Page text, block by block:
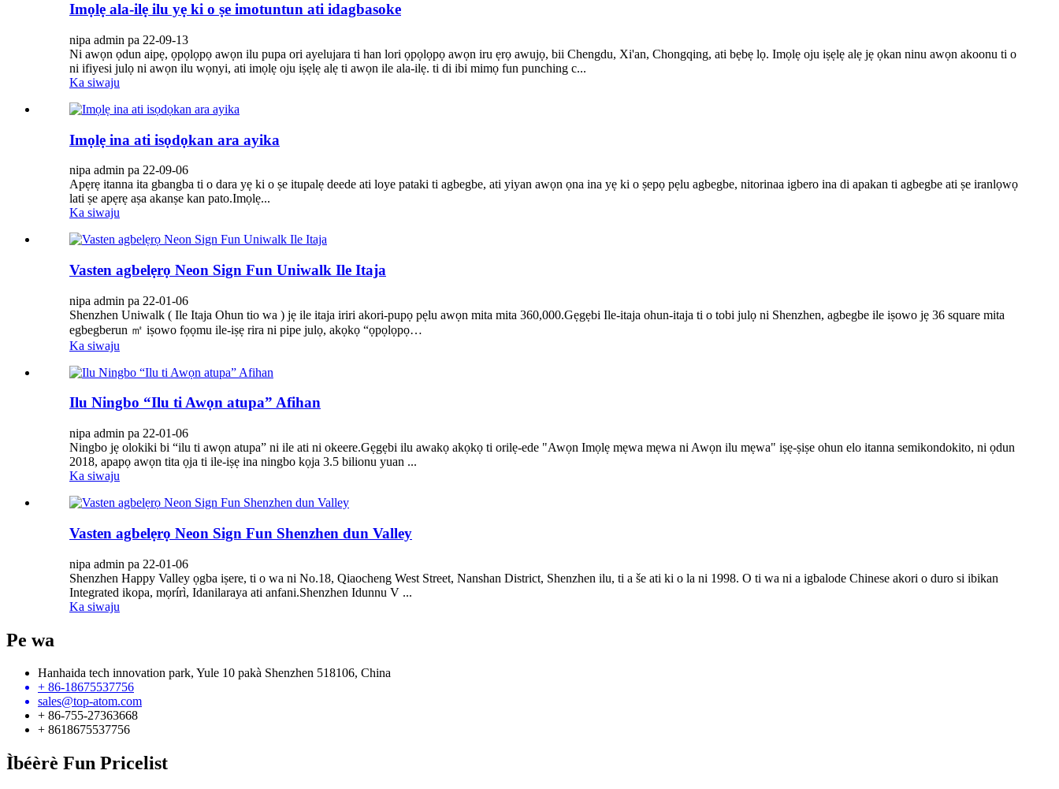
Imọlẹ ala-ilẹ ilu yẹ ki o ṣe imotuntun ati idagbasoke
nipa admin pa 22-09-13
Ni awọn ọdun aipẹ, ọpọlọpọ awọn ilu pupa ori ayelujara ti han lori ọpọlọpọ awọn iru ẹrọ awujọ, bii Chengdu, Xi'an, Chongqing, ati bẹbẹ lọ. Imọlẹ oju iṣẹlẹ alẹ jẹ ọkan ninu awọn akoonu ti o
ni ifiyesi julọ ni awọn ilu wọnyi, ati imọlẹ oju iṣẹlẹ alẹ ti awọn ile ala-ilẹ. ti di ibi mimọ fun punching c...
Ka siwaju
Imọlẹ ina ati isọdọkan ara ayika
nipa admin pa 22-09-06
Apẹrẹ itanna ita gbangba ti o dara yẹ ki o ṣe itupalẹ deede ati loye pataki ti agbegbe, ati yiyan awọn ọna ina yẹ ki o ṣepọ pẹlu agbegbe, nitorinaa igbero ina di apakan ti agbegbe ati ṣe iranlọwọ
lati ṣe apẹrẹ aṣa akanṣe kan pato.Imọlẹ...
Ka siwaju
Vasten agbelẹrọ Neon Sign Fun Uniwalk Ile Itaja
nipa admin pa 22-01-06
Shenzhen Uniwalk ( Ile Itaja Ohun tio wa ) jẹ ile itaja iriri akori-pupọ pẹlu awọn mita mita 360,000.Gẹgẹbi Ile-itaja ohun-itaja ti o tobi julọ ni Shenzhen, agbegbe ile iṣowo jẹ 36 square mita
egbegberun ㎡ iṣowo fọọmu ile-iṣẹ rira ni pipe julọ, akọkọ “ọpọlọpọ…
Ka siwaju
Ilu Ningbo “Ilu ti Awọn atupa” Afihan
nipa admin pa 22-01-06
Ningbo jẹ olokiki bi “ilu ti awọn atupa” ni ile ati ni okeere.Gẹgẹbi ilu awakọ akọkọ ti orilẹ-ede "Awọn Imọlẹ mẹwa mẹwa ni Awọn ilu mẹwa" iṣẹ-ṣiṣe ohun elo itanna semikondokito, ni ọdun
2018, apapọ awọn tita ọja ti ile-iṣẹ ina ningbo kọja 3.5 bilionu yuan ...
Ka siwaju
Vasten agbelẹrọ Neon Sign Fun Shenzhen dun Valley
nipa admin pa 22-01-06
Shenzhen Happy Valley ọgba iṣere, ti o wa ni No.18, Qiaocheng West Street, Nanshan District, Shenzhen ilu, ti a še ati ki o la ni 1998. O ti wa ni a igbalode Chinese akori o duro si ibikan
Integrated ikopa, mọrírì, Idanilaraya ati anfani.Shenzhen Idunnu V ...
Ka siwaju
Pe wa
Hanhaida tech innovation park, Yule 10 pakà Shenzhen 518106, China
+ 86-18675537756
sales@top-atom.com
+ 86-755-27363668
+ 8618675537756
Ìbéèrè Fun Pricelist